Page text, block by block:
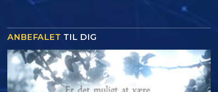
ANBEFALET TIL DIG